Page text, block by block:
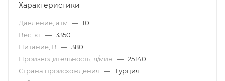
Характеристики
Давление, атм — 10
Вес, кг — 3350
Питание, В — 380
Производительность, л/мин — 25140
Страна происхождения — Турция